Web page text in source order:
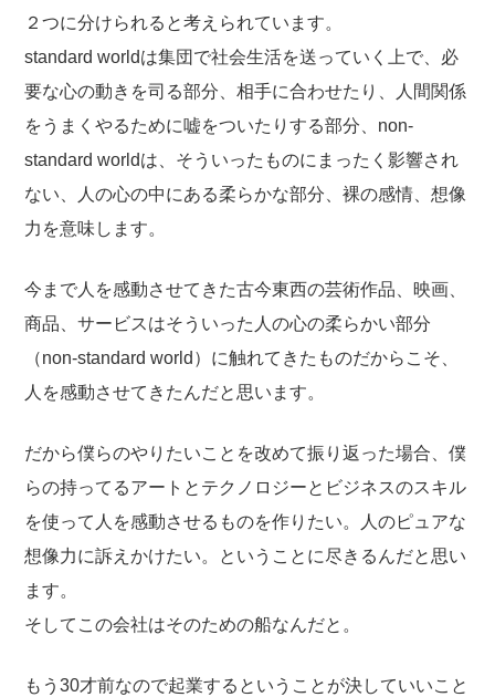
２つに分けられると考えられています。
standard worldは集団で社会生活を送っていく上で、必
要な心の動きを司る部分、相手に合わせたり、人間関係
をうまくやるために嘘をついたりする部分、non-
standard worldは、そういったものにまったく影響され
ない、人の心の中にある柔らかな部分、裸の感情、想像
力を意味します。
今まで人を感動させてきた古今東西の芸術作品、映画、
商品、サービスはそういった人の心の柔らかい部分
（non-standard world）に触れてきたものだからこそ、
人を感動させてきたんだと思います。
だから僕らのやりたいことを改めて振り返った場合、僕
らの持ってるアートとテクノロジーとビジネスのスキル
を使って人を感動させるものを作りたい。人のピュアな
想像力に訴えかけたい。ということに尽きるんだと思い
ます。
そしてこの会社はそのための船なんだと。
もう30才前なので起業するということが決していいこと